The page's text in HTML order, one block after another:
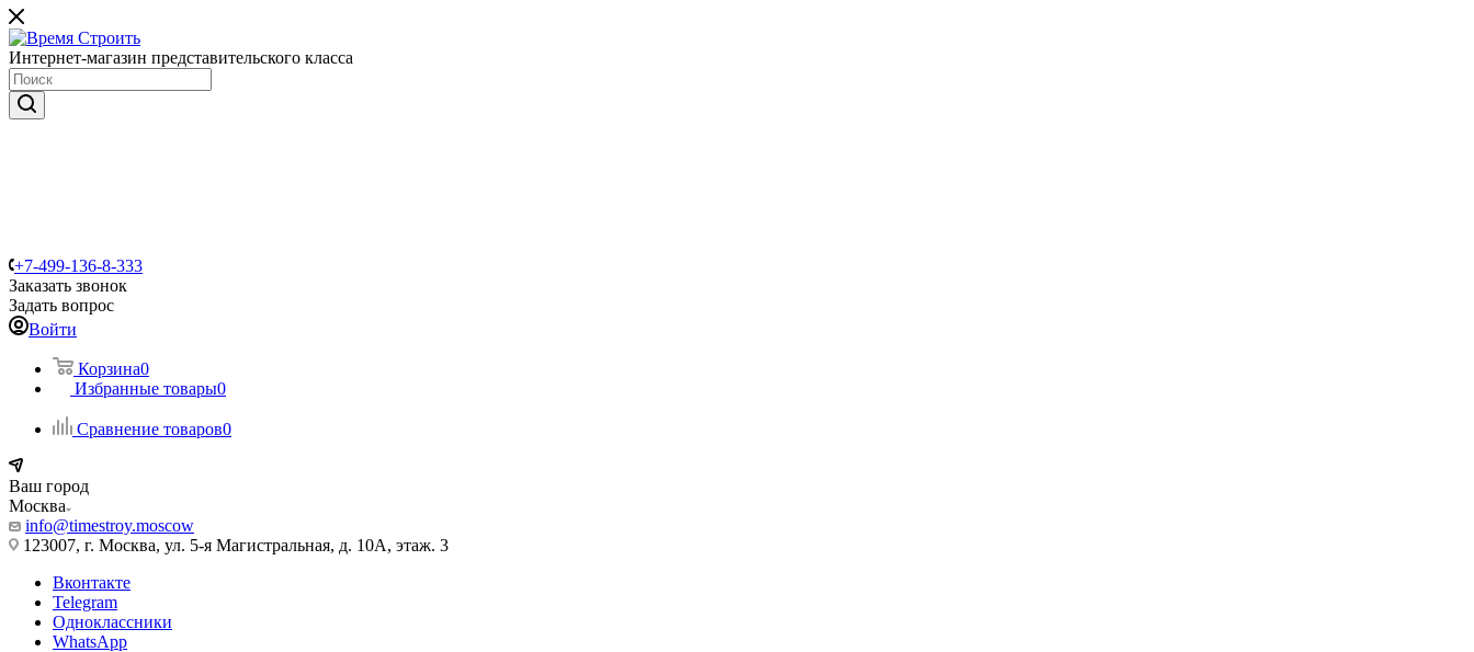
Интернет-магазин представительского класса
+7-499-136-8-333
Заказать звонок
Задать вопрос
Войти
Корзина0
Избранные товары0
Сравнение товаров0
Ваш город
Москва
info@timestroy.moscow
123007, г. Москва, ул. 5-я Магистральная, д. 10А, этаж. 3
Вконтакте
Telegram
Одноклассники
WhatsApp